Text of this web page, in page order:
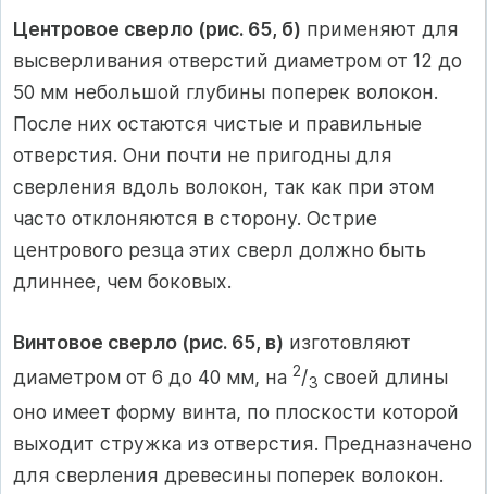
Центровое сверло (рис. 65, б) применяют для
высверливания отверстий диаметром от 12 до
50 мм небольшой глубины поперек волокон.
После них остаются чистые и правильные
отверстия. Они почти не пригодны для
сверления вдоль волокон, так как при этом
часто отклоняются в сторону. Острие
центрового резца этих сверл должно быть
длиннее, чем боковых.
Винтовое сверло (рис. 65, в) изготовляют
диаметром от 6 до 40 мм, на 2/3 своей длины
оно имеет форму винта, по плоскости которой
выходит стружка из отверстия. Предназначено
для сверления древесины поперек волокон.